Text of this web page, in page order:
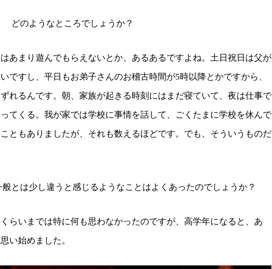
どのようなところでしょうか？
あまり遊んでもらえないとか、あるあるですよね。土日祝日は父が
ですし、平日もお弟子さんのお稽古時間が5時以降とかですから、
れるんです。朝、家族が起きる時刻にはまだ寝ていて、夜は仕事で
てくる。我が家では学校に事情を話して、ごくたまに学校を休んで
ともありましたが、それも数えるほどです。でも、そういうものだ
とは少し違うと感じるようなことはよくあったのでしょうか？
らいまでは特に何も思わなかったのですが、高学年になると、あ
い始めました。